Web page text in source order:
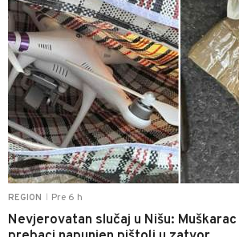
REGION Pre 6 h
Nevjerovatan slučaj u Nišu: